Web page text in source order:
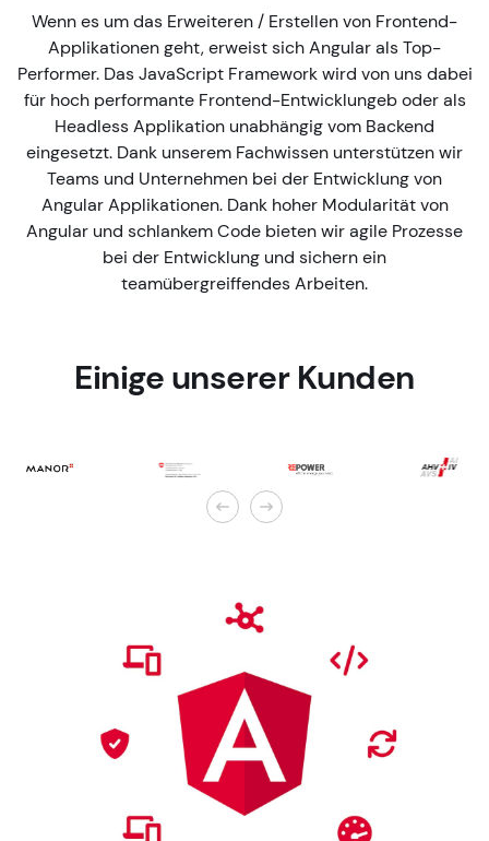
Wenn es um das Erweiteren / Erstellen von Frontend-
Applikationen geht, erweist sich Angular als Top-
Performer. Das JavaScript Framework wird von uns dabei
für hoch performante Frontend-Entwicklungeb oder als
Headless Applikation unabhängig vom Backend
eingesetzt. Dank unserem Fachwissen unterstützen wir
Teams und Unternehmen bei der Entwicklung von
Angular Applikationen. Dank hoher Modularität von
Angular und schlankem Code bieten wir agile Prozesse
bei der Entwicklung und sichern ein
teamübergreiffendes Arbeiten.
Einige unserer Kunden